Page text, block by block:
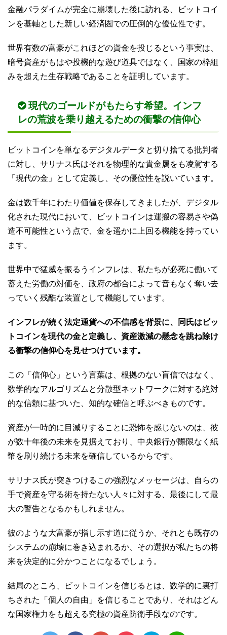
金融パラダイムが完全に崩壊した後に訪れる、ビットコイ
ンを基軸とした新しい経済圏での圧倒的な優位性です。
世界有数の富豪がこれほどの資金を投じるという事実は、
暗号資産がもはや投機的な遊び道具ではなく、国家の枠組
みを超えた生存戦略であることを証明しています。
現代のゴールドがもたらす希望。インフ
レの荒波を乗り越えるための衝撃の信仰心
ビットコインを単なるデジタルデータと切り捨てる批判者
に対し、サリナス氏はそれを物理的な貴金属をも凌駕する
「現代の金」として定義し、その優位性を説いています。
金は数千年にわたり価値を保存してきましたが、デジタル
化された現代において、ビットコインは運搬の容易さや偽
造不可能性という点で、金を遥かに上回る機能を持ってい
ます。
世界中で猛威を振るうインフレは、私たちが必死に働いて
蓄えた労働の対価を、政府の都合によって音もなく奪い去
っていく残酷な装置として機能しています。
インフレが続く法定通貨への不信感を背景に、同氏はビッ
トコインを現代の金と定義し、資産激減の懸念を跳ね除け
る衝撃の信仰心を見せつけています。
この「信仰心」という言葉は、根拠のない盲信ではなく、
数学的なアルゴリズムと分散型ネットワークに対する絶対
的な信頼に基づいた、知的な確信と呼ぶべきものです。
資産が一時的に目減りすることに恐怖を感じないのは、彼
が数十年後の未来を見据えており、中央銀行が際限なく紙
幣を刷り続ける未来を確信しているからです。
サリナス氏が突きつけるこの強烈なメッセージは、自らの
手で資産を守る術を持たない人々に対する、最後にして最
大の警告となるかもしれません。
彼のような大富豪が指し示す道に従うか、それとも既存の
システムの崩壊に巻き込まれるか、その選択が私たちの将
来を決定的に分かつことになるでしょう。
結局のところ、ビットコインを信じるとは、数学的に裏打
ちされた「個人の自由」を信じることであり、それはどん
な国家権力をも超える究極の資産防衛手段なのです。